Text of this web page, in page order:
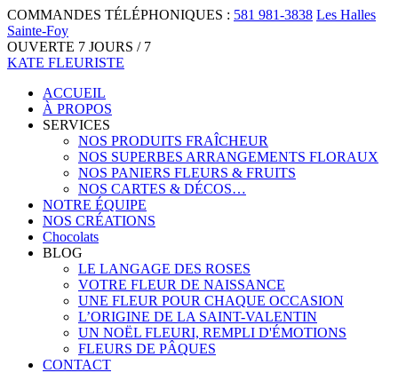
COMMANDES TÉLÉPHONIQUES : 581 981-3838 Les Halles
Sainte-Foy
OUVERTE 7 JOURS / 7
KATE FLEURISTE
ACCUEIL
À PROPOS
SERVICES
NOS PRODUITS FRAÎCHEUR
NOS SUPERBES ARRANGEMENTS FLORAUX
NOS PANIERS FLEURS & FRUITS
NOS CARTES & DÉCOS…
NOTRE ÉQUIPE
NOS CRÉATIONS
Chocolats
BLOG
LE LANGAGE DES ROSES
VOTRE FLEUR DE NAISSANCE
UNE FLEUR POUR CHAQUE OCCASION
L’ORIGINE DE LA SAINT-VALENTIN
UN NOËL FLEURI, REMPLI D'ÉMOTIONS
FLEURS DE PÂQUES
CONTACT